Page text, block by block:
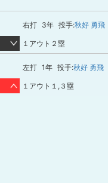
右打 3年 投手:秋好 勇飛
１アウト２塁
左打 1年 投手:秋好 勇飛
１アウト１,３塁